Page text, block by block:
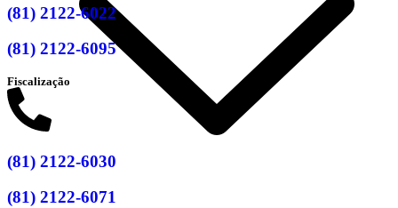
(81) 2122-6022
(81) 2122-6095
Fiscalização
(81) 2122-6030
(81) 2122-6071